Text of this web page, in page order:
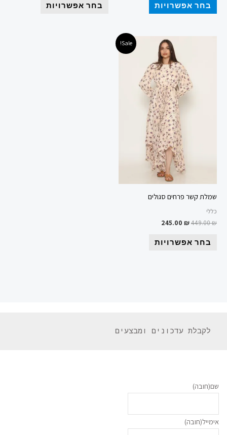
בחר אפשרויות בחר אפשרויות
Sale!
שמלת קשר פרחים סגולים
כללי
449.00₪
המקורי
449.00 ₪.
245.00 ₪
המחיר
הנוכחי
הוא:
245.00 ₪.
בחר אפשרויות
למוצר
יש
מספר
סוגים.
ניתן
לבחור
את
האפשרויות
שם(חובה)
אימייל(חובה)